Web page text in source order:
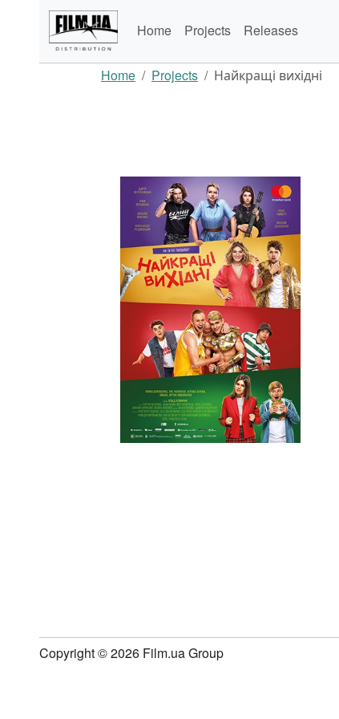
Home Projects Releases
Home Projects Найкращі вихідні
Copyright © 2026 Film.ua Group